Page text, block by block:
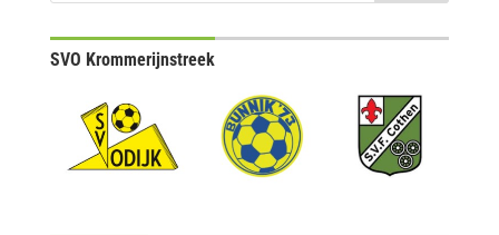
SVO Krommerijnstreek